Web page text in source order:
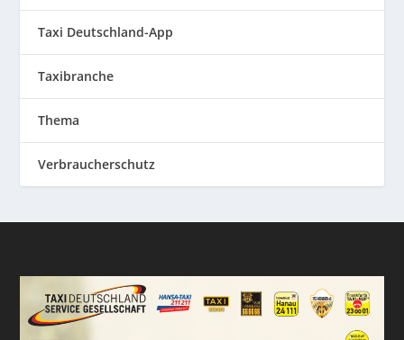
Taxi Deutschland-App
Taxibranche
Thema
Verbraucherschutz